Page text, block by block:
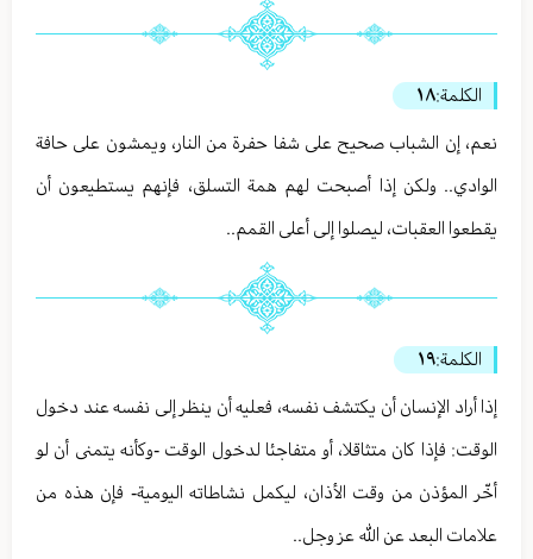
الكلمة:١٨
نعم، إن الشباب صحيح على شفا حفرة من النار، ويمشون على حافة
الوادي.. ولكن إذا أصبحت لهم همة التسلق، فإنهم يستطيعون أن
يقطعوا العقبات، ليصلوا إلى أعلى القمم..
الكلمة:١٩
إذا أراد الإنسان أن يكتشف نفسه، فعليه أن ينظر إلى نفسه عند دخول
الوقت: فإذا كان متثاقلا، أو متفاجئا لدخول الوقت -وكأنه يتمنى أن لو
أخّر المؤذن من وقت الأذان، ليكمل نشاطاته اليومية- فإن هذه من
علامات البعد عن الله عز وجل..